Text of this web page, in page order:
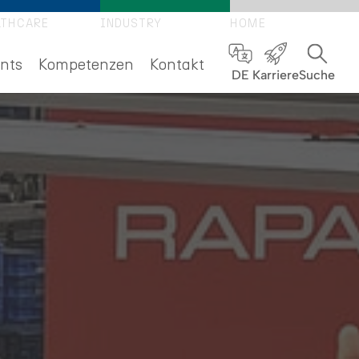
INDUSTRY HOME
Kompetenzen Kontakt
DE KarriereSuche